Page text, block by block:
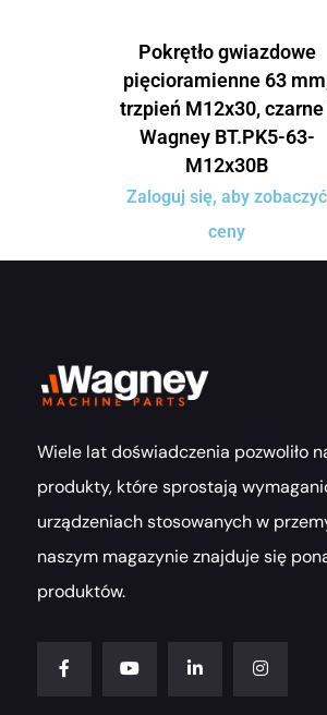
Pokrętło gwiazdowe
pięcioramienne 63
trzpień M12x30, czarne
Wagney BT.PK5-63-
M12x30B
Zaloguj się, aby zobaczyć
ceny
Wiele lat doświadczenia pozwoliło
produkty, które sprostają
urządzeniach stosowanych w
naszym magazynie znajduje się
produktów.